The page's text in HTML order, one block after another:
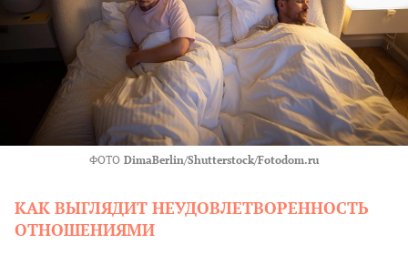
ФОТО DimaBerlin/Shutterstock/Fotodom.ru
КАК ВЫГЛЯДИТ НЕУДОВЛЕТВОРЕННОСТЬ
ОТНОШЕНИЯМИ